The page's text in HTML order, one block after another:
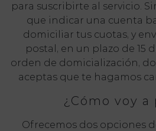
para suscribirte al servicio.
que indicar una cuenta
domiciliar tus cuotas, y
postal, en un plazo de 15
orden de domicialización,
aceptas que te hagamos
¿Cómo voy a
Ofrecemos dos opciones